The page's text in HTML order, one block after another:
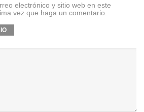
electrónico y sitio web en este
vez que haga un comentario.